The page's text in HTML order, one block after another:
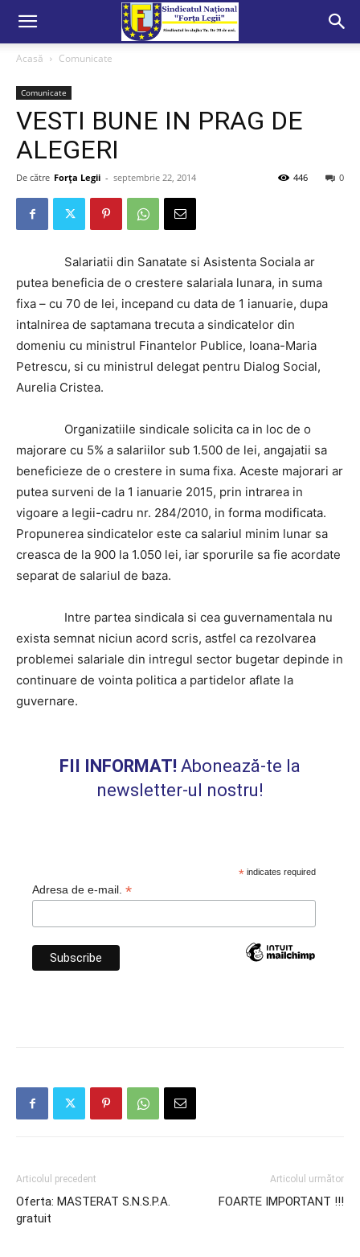
Acasă Comunicate
Comunicate
VESTI BUNE IN PRAG DE
ALEGERI
De către Forța Legii - septembrie 22, 2014 0
446
Salariatii din Sanatate si Asistenta Sociala ar
putea beneficia de o crestere salariala lunara, in suma
fixa – cu 70 de lei, incepand cu data de 1 ianuarie, dupa
intalnirea de saptamana trecuta a sindicatelor din
domeniu cu ministrul Finantelor Publice, Ioana-Maria
Petrescu, si cu ministrul delegat pentru Dialog Social,
Aurelia Cristea.
Organizatiile sindicale solicita ca in loc de o
majorare cu 5% a salariilor sub 1.500 de lei, angajatii sa
beneficieze de o crestere in suma fixa. Aceste majorari ar
putea surveni de la 1 ianuarie 2015, prin intrarea in
vigoare a legii-cadru nr. 284/2010, in forma modificata.
Propunerea sindicatelor este ca salariul minim lunar sa
creasca de la 900 la 1.050 lei, iar sporurile sa fie acordate
separat de salariul de baza.
Intre partea sindicala si cea guvernamentala nu
exista semnat niciun acord scris, astfel ca rezolvarea
problemei salariale din intregul sector bugetar depinde in
continuare de vointa politica a partidelor aflate la
guvernare.
FII INFORMAT! Abonează-te la
newsletter-ul nostru!
* indicates required
Adresa de e-mail. *
Articolul precedent
Oferta: MASTERAT S.N.S.P.A.
gratuit
Articolul următor
FOARTE IMPORTANT !!!